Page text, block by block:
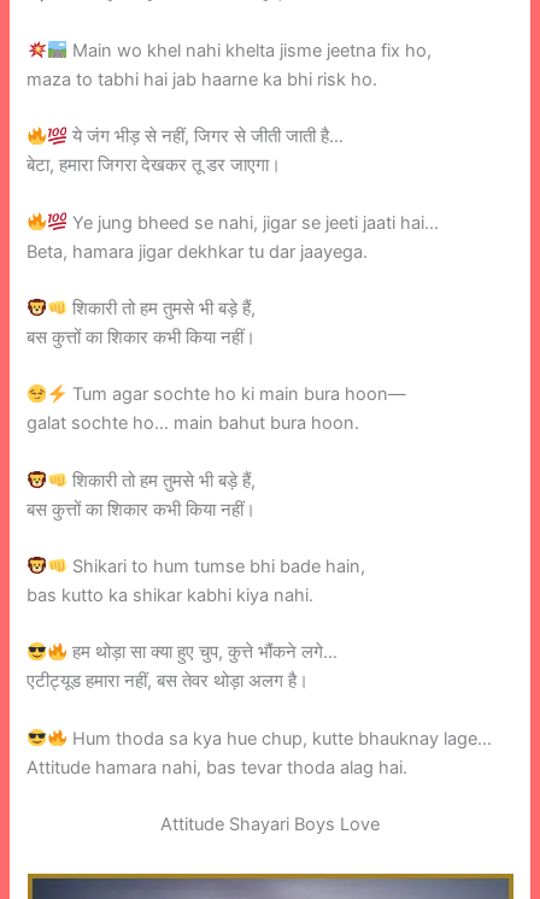
Main wo khel nahi khelta jisme jeetna fix ho,
maza to tabhi hai jab haarne ka bhi risk ho.
ये जंग भीड़ से नहीं, जिगर से जीती जाती है…
बेटा, हमारा जिगरा देखकर तू डर जाएगा।
Ye jung bheed se nahi, jigar se jeeti jaati hai…
Beta, hamara jigar dekhkar tu dar jaayega.
शिकारी तो हम तुमसे भी बड़े हैं,
बस कुत्तों का शिकार कभी किया नहीं।
Tum agar sochte ho ki main bura hoon—
galat sochte ho… main bahut bura hoon.
शिकारी तो हम तुमसे भी बड़े हैं,
बस कुत्तों का शिकार कभी किया नहीं।
Shikari to hum tumse bhi bade hain,
bas kutto ka shikar kabhi kiya nahi.
हम थोड़ा सा क्या हुए चुप, कुत्ते भौंकने लगे…
एटीट्यूड हमारा नहीं, बस तेवर थोड़ा अलग है।
Hum thoda sa kya hue chup, kutte bhauknay lage…
Attitude hamara nahi, bas tevar thoda alag hai.
Attitude Shayari Boys Love